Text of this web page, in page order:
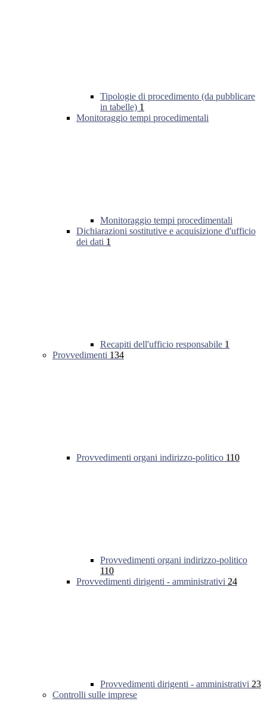
Tipologie di procedimento (da pubblicare
in tabelle) 1
Monitoraggio tempi procedimentali
Monitoraggio tempi procedimentali
Dichiarazioni sostitutive e acquisizione d'ufficio
dei dati 1
Recapiti dell'ufficio responsabile 1
Provvedimenti 134
Provvedimenti organi indirizzo-politico 110
Provvedimenti organi indirizzo-politico
110
Provvedimenti dirigenti - amministrativi 24
Provvedimenti dirigenti - amministrativi 23
Controlli sulle imprese